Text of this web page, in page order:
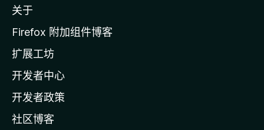
i
l
a
主
页
关于
Firefox 附加组件博客
扩展工坊
开发者中心
开发者政策
社区博客